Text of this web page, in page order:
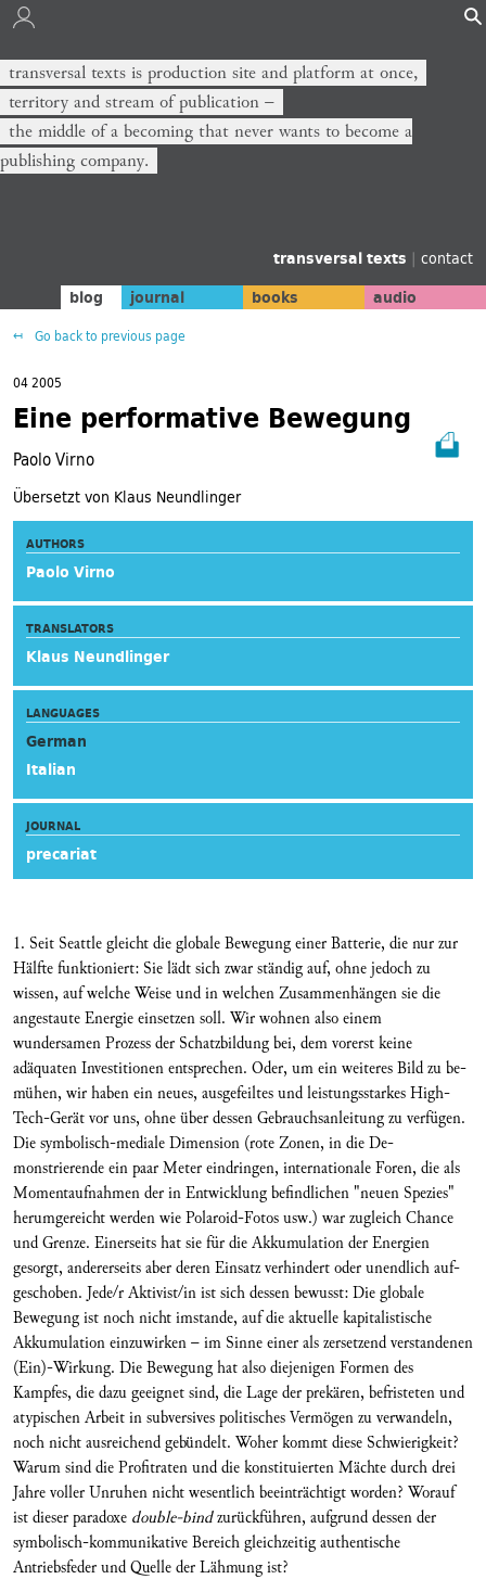
transversal texts is production site and platform at once,
territory and stream of publication −
the middle of a becoming that never wants to become a
publishing company.
transversal texts | contact
blog journal books audio
Go back to previous page
04 2005
Eine performative Bewegung
Paolo Virno
Übersetzt von Klaus Neundlinger
AUTHORS
Paolo Virno
TRANSLATORS
Klaus Neundlinger
LANGUAGES
German
Italian
JOURNAL
precariat
1. Seit Seattle gleicht die globale Bewegung einer Batterie, die nur zur
Hälfte funktioniert: Sie lädt sich zwar ständig auf, ohne jedoch zu
wissen, auf welche Weise und in welchen Zusammenhängen sie die
angestaute Energie einsetzen soll. Wir wohnen also einem
wundersamen Prozess der Schatzbil­dung bei, dem vorerst keine
adäquaten Investitio­nen entsprechen. Oder, um ein weiteres Bild zu be­
mühen, wir haben ein neues, ausgefeiltes und leistungsstarkes High-
Tech-Gerät vor uns, ohne über dessen Gebrauchsanleitung zu verfügen.
Die symbolisch-mediale Dimension (rote Zonen, in die De­
monstrierende ein paar Meter eindringen, internationale Foren, die als
Momentaufnahmen der in Entwicklung befindli­chen "neuen Spezies"
herum­gereicht werden wie Polaroid-Fotos usw.) war zu­gleich Chance
und Grenze. Einerseits hat sie für die Akkumulation der Energien
gesorgt, andererseits aber deren Einsatz verhindert oder unendlich auf­
geschoben. Jede/r Aktivist/in ist sich dessen be­wusst: Die globale
Bewegung ist noch nicht im­stande, auf die aktuelle kapitalistische
Akkumula­tion einzuwirken – im Sinne einer als zersetzend verstandenen
(Ein)-Wirkung. Die Bewegung hat also diejenigen Formen des
Kampfes, die dazu geeignet sind, die Lage der prekären, befristeten und
atypischen Arbeit in subversives politisches Vermögen zu verwandeln,
noch nicht ausreichend gebündelt. Woher kommt diese Schwierigkeit?
Wa­rum sind die Pro­fitraten und die konstituierten Mäch­te durch drei
Jahre voller Unruhen nicht wesentlich beeinträchtigt worden? Worauf
ist dieser paradoxe double-bindzurückführen, aufgrund des­sen der
symbolisch-kommu­nikative Bereich gleich­zeitig authentische
Antriebsfeder und Quelle der Lähmung ist?